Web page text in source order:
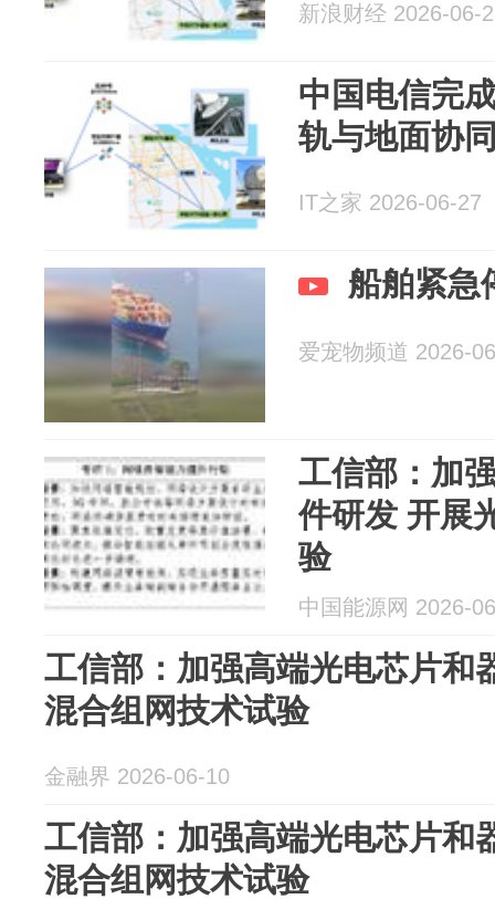
新浪财经 2026-06-
中国电信完
轨与地面协
IT之家 2026-06-27
船舶紧急
爱宠物频道 2026-
工信部：加
件研发 开展
验
中国能源网 2026-
工信部：加强高端光电芯片和
混合组网技术试验
金融界 2026-06-10
工信部：加强高端光电芯片和
混合组网技术试验